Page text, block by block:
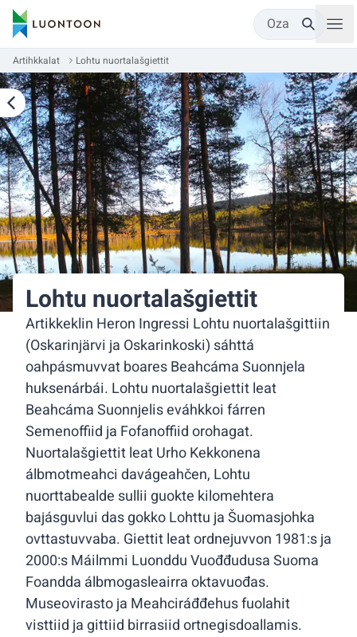
Oza
Artihkkalat Lohtu nuortalašgiettit
Lohtu nuortalašgiettit
Artikkeklin Heron Ingressi Lohtu nuortalašgittiin
(Oskarinjärvi ja Oskarinkoski) sáhttá
oahpásmuvvat boares Beahcáma Suonnjela
huksenárbái. Lohtu nuortalašgiettit leat
Beahcáma Suonnjelis eváhkkoi fárren
Semenoffiid ja Fofanoffiid orohagat.
Nuortalašgiettit leat Urho Kekkonena
álbmotmeahci davágeahčen, Lohtu
nuorttabealde sullii guokte kilomehtera
bajásguvlui das gokko Lohttu ja Šuomasjohka
ovttastuvvaba. Giettit leat ordnejuvvon 1981:s ja
2000:s Máilmmi Luonddu Vuođđudusa Suoma
Foandda álbmogasleairra oktavuođas.
Museovirasto ja Meahciráđđehus fuolahit
visttiid ja gittiid birrasiid ortnegisdoallamis.